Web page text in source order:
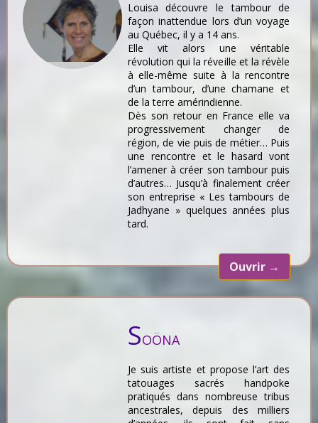
Louisa découvre le tambour de
façon inattendue lors d’un voyage
au Québec, il y a 14 ans.
Elle vit alors une véritable
révolution qui la réveille et la révèle
à elle-même suite à la rencontre
d’un tambour, d’une chamane et
de la terre amérindienne.
Dès son retour en France elle va
progressivement changer de
région, de vie puis de métier… Puis
une rencontre et le hasard vont
l’amener à créer son tambour puis
d’autres… Jusqu’à finalement créer
son entreprise « Les tambours de
Jadhyane » quelques années plus
tard.
Ouvrir →
SOÖNA
Je suis artiste et propose l’art des
tatouages sacrés handpoke
pratiqués dans nombreuse tribus
ancestrales, depuis des milliers